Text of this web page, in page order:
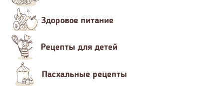
Здоровое питание
Рецепты для детей
Пасхальные рецепты